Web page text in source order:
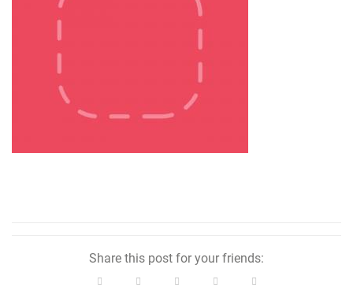
Share this post for your friends:
FacebookTwitter Google+ LinkedIn Pinterest